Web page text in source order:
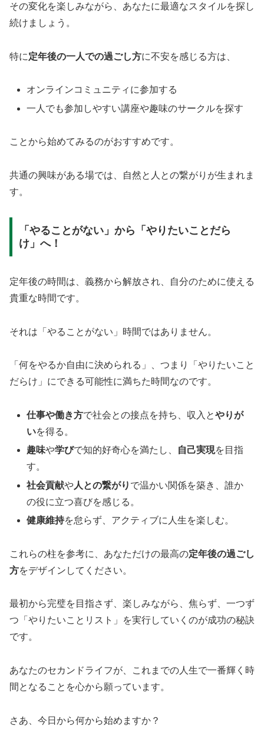
その変化を楽しみながら、あなたに最適なスタイルを探し
続けましょう。
特に定年後の一人での過ごし方に不安を感じる方は、
オンラインコミュニティに参加する
一人でも参加しやすい講座や趣味のサークルを探す
ことから始めてみるのがおすすめです。
共通の興味がある場では、自然と人との繋がりが生まれま
す。
「やることがない」から「やりたいことだら
け」へ！
定年後の時間は、義務から解放され、自分のために使える
貴重な時間です。
それは「やることがない」時間ではありません。
「何をやるか自由に決められる」、つまり「やりたいこと
だらけ」にできる可能性に満ちた時間なのです。
仕事や働き方で社会との接点を持ち、収入とやりが
いを得る。
趣味や学びで知的好奇心を満たし、 自己実現を目指
す。
社会貢献や人との繋がり で温かい関係を築き、誰か
の役に立つ喜びを感じる。
健康維持を怠らず、アクティブに人生を楽しむ。
これらの柱を参考に、あなただけの最高の定年後の過ごし
方をデザインしてください。
最初から完璧を目指さず、楽しみながら、焦らず、一つず
つ「やりたいことリスト」を実行していくのが成功の秘訣
です。
あなたのセカンドライフが、これまでの人生で一番輝く時
間となることを心から願っています。
さあ、今日から何から始めますか？